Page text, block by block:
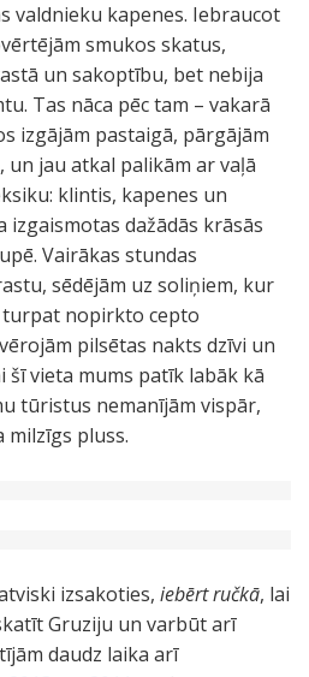
valdnieku kapenes. Iebraucot
smukos skatus,
un sakoptību, bet nebija
Tas nāca pēc tam – vakarā
izgājām pastaigā, pārgājām
un jau atkal palikām ar vaļā
klintis, kapenes un
izgaismotas dažādās krāsās
Vairākas stundas
sēdējām uz soliņiem, kur
turpat nopirkto cepto
pilsētas nakts dzīvi un
vieta mums patīk labāk kā
tūristus nemanījām vispār,
milzīgs pluss.
izsakoties, iebērt ručkā, lai
Gruziju un varbūt arī
daudz laika arī